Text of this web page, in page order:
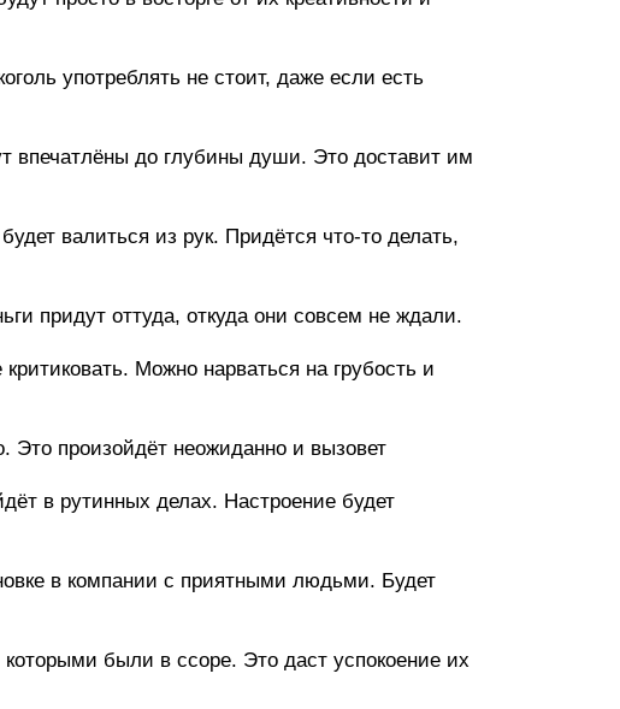
употреблять не стоит, даже если есть
впечатлёны до глубины души. Это доставит им
валиться из рук. Придётся что-то делать,
придут оттуда, откуда они совсем не ждали.
Можно нарваться на грубость и
Это произойдёт неожиданно и вызовет
в рутинных делах. Настроение будет
в компании с приятными людьми. Будет
были в ссоре. Это даст успокоение их